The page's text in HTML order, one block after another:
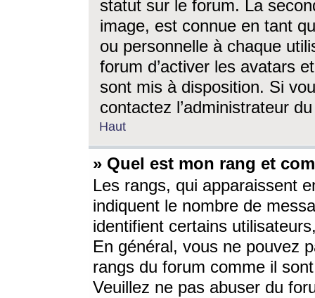
statut sur le forum. La
image, est connue en tant
ou personnelle à chaque
forum d’activer les avatars
sont mis à disposition. Si
contactez l’administrateur
Haut
» Quel est mon rang et
Les rangs, qui apparaissent
indiquent le nombre de
identifient certains
En général, vous ne pouvez
rangs du forum comme il
Veuillez ne pas abuser du